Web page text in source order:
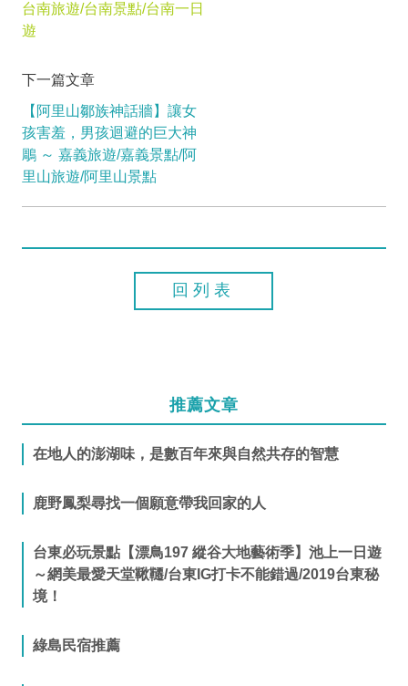
台南旅遊/台南景點/台南一日
遊
下一篇文章
【阿里山鄒族神話牆】讓女
孩害羞，男孩迴避的巨大神
鵰 ～ 嘉義旅遊/嘉義景點/阿
里山旅遊/阿里山景點
回列表
推薦文章
在地人的澎湖味，是數百年來與自然共存的智慧
鹿野鳳梨尋找一個願意帶我回家的人
台東必玩景點【漂鳥197 縱谷大地藝術季】池上一日遊
～網美最愛天堂鞦韆/台東IG打卡不能錯過/2019台東秘
境！
綠島民宿推薦